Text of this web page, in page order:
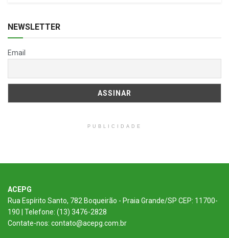
NEWSLETTER
Email
PUBLICIDADE
ACEPG
Rua Espírito Santo, 782 Boqueirão - Praia Grande/SP CEP: 11700-
190 | Telefone: (13) 3476-2828
Contate-nos: contato@acepg.com.br